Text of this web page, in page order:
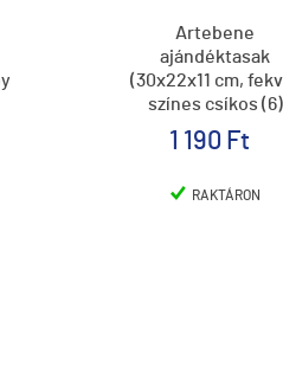
Artebene
ajándéktasak
(30x22x11 cm,
színes csíkos (6)
1 190 Ft
RAKTÁRON